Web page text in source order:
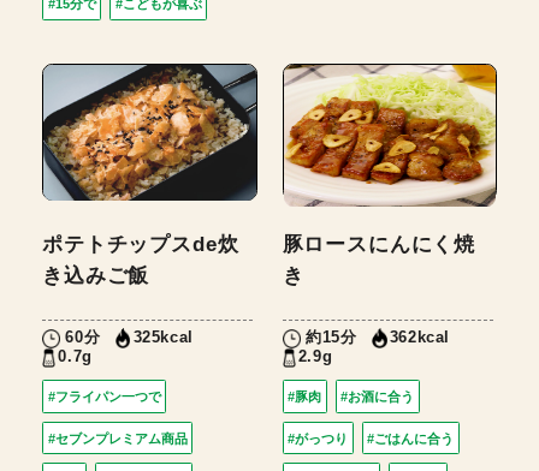
#15分で #こどもが喜ぶ
ポテトチップスde炊
き込みご飯
60分
325kcal
0.7g
#フライパン一つで
#セブンプレミアム商品
豚ロースにんにく焼
き
約15分
362kcal
2.9g
#豚肉 #お酒に合う
#がっつり #ごはんに合う